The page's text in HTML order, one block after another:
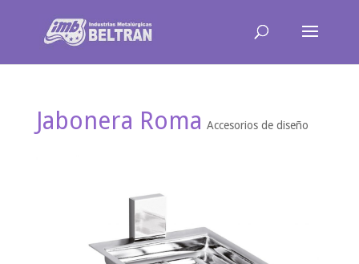
Jabonera Roma Accesorios de diseño